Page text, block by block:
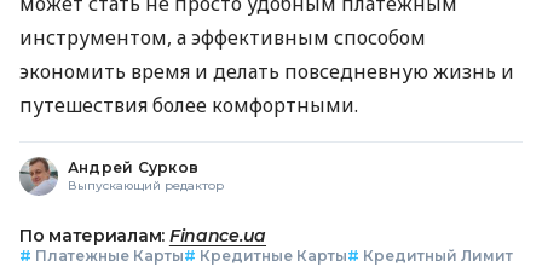
инструментом, а эффективным способом
экономить время и делать повседневную жизнь и
путешествия более комфортными.
Андрей Сурков
Выпускающий редактор
По материалам: Finance.ua
# Платежные Карты# Кредитные Карты# Кредитный Лимит